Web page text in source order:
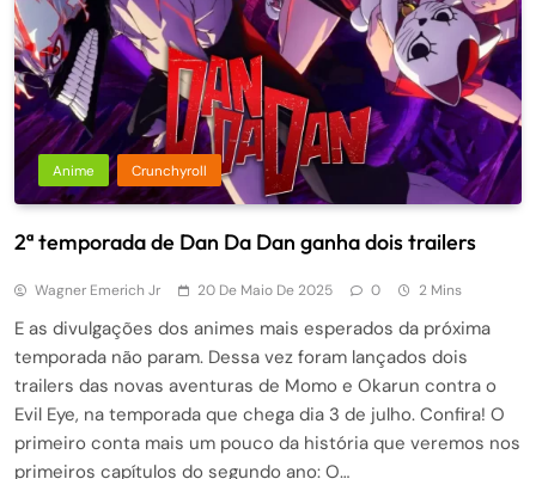
Anime Crunchyroll
2ª temporada de Dan Da Dan ganha dois trailers
Wagner Emerich Jr 20 De Maio De 2025 0 2 Mins
E as divulgações dos animes mais esperados da próxima
temporada não param. Dessa vez foram lançados dois
trailers das novas aventuras de Momo e Okarun contra o
Evil Eye, na temporada que chega dia 3 de julho. Confira! O
primeiro conta mais um pouco da história que veremos nos
primeiros capítulos do segundo ano: O…